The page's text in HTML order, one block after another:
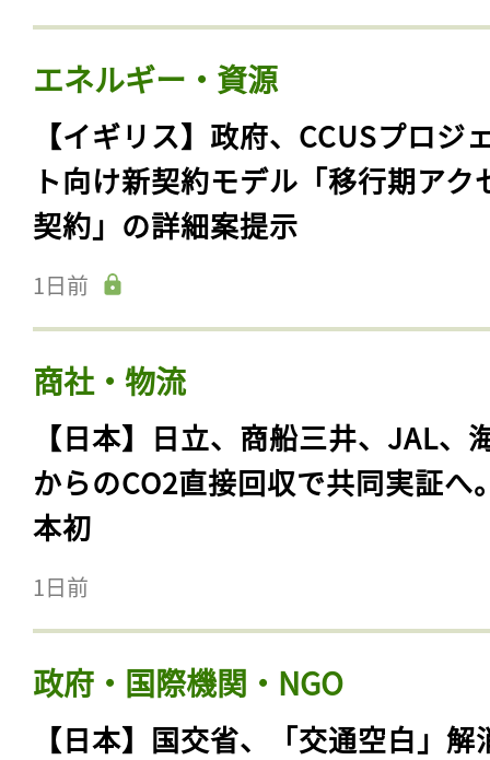
エネルギー・資源
【イギリス】政府、CCUSプロジ
ト向け新契約モデル「移行期アク
契約」の詳細案提示
1日前
商社・物流
【日本】日立、商船三井、JAL、
からのCO2直接回収で共同実証へ
本初
1日前
政府・国際機関・NGO
【日本】国交省、「交通空白」解